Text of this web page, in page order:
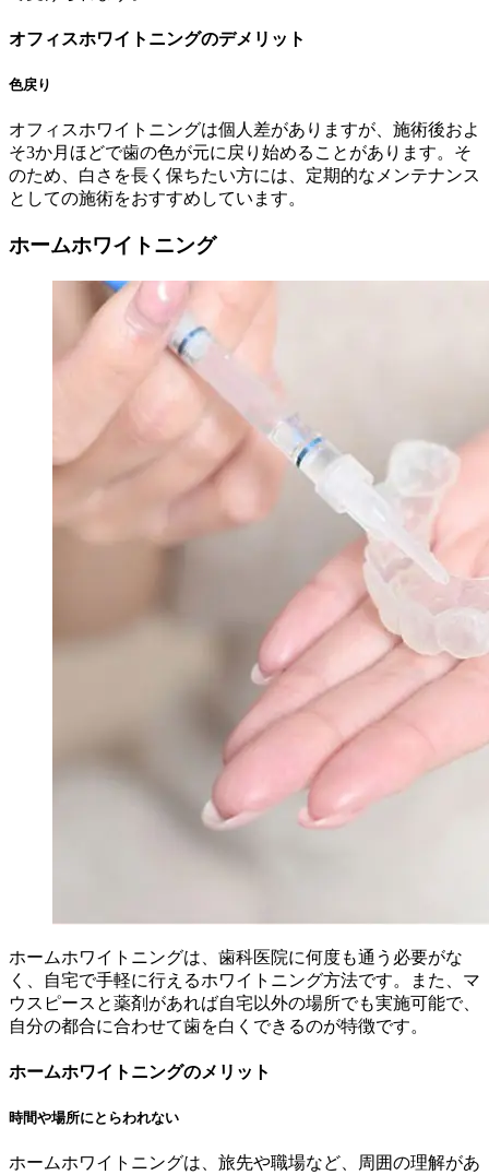
オフィスホワイトニングのデメリット
色戻り
オフィスホワイトニングは個人差がありますが、施術後およ
そ3か月ほどで歯の色が元に戻り始めることがあります。そ
のため、白さを長く保ちたい方には、定期的なメンテナンス
としての施術をおすすめしています。
ホームホワイトニング
ホームホワイトニングは、歯科医院に何度も通う必要がな
く、自宅で手軽に行えるホワイトニング方法です。また、マ
ウスピースと薬剤があれば自宅以外の場所でも実施可能で、
自分の都合に合わせて歯を白くできるのが特徴です。
ホームホワイトニングのメリット
時間や場所にとらわれない
ホームホワイトニングは、旅先や職場など、周囲の理解があ